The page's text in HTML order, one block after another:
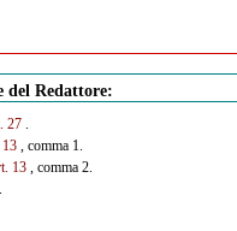
del Redattore:
27.
, comma 1.
13, comma 2.